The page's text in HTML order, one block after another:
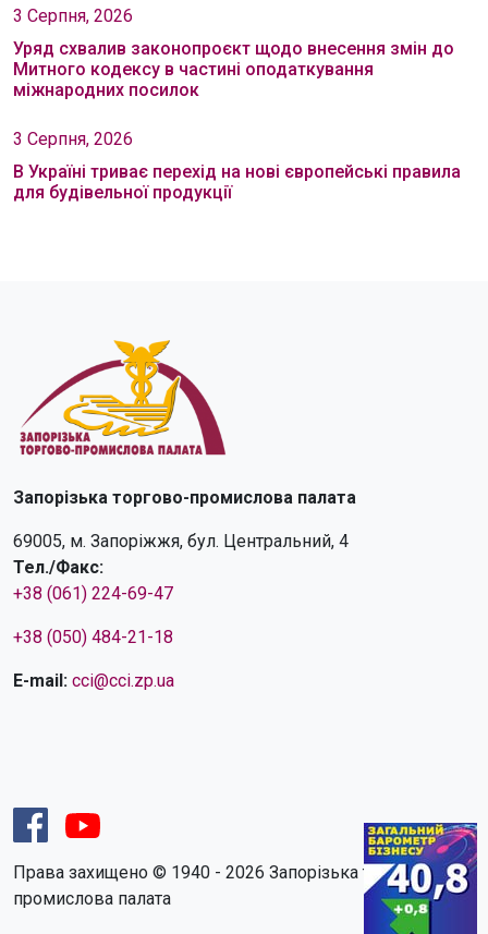
3 Серпня, 2026
Уряд схвалив законопроєкт щодо внесення змін до
Митного кодексу в частині оподаткування
міжнародних посилок
3 Серпня, 2026
В Україні триває перехід на нові європейські правила
для будівельної продукції
Запорізька торгово-промислова палата
69005, м. Запоріжжя, бул. Центральний, 4
Тел./Факс:
+38 (061) 224-69-47
+38 (050) 484-21-18
E-mail: cci@cci.zp.ua
Права захищено © 1940 - 2026 Запорізька торгово-
промислова палата